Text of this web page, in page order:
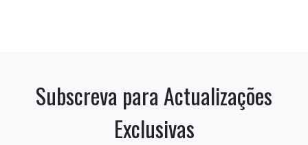
Subscreva para Actualizações
Exclusivas